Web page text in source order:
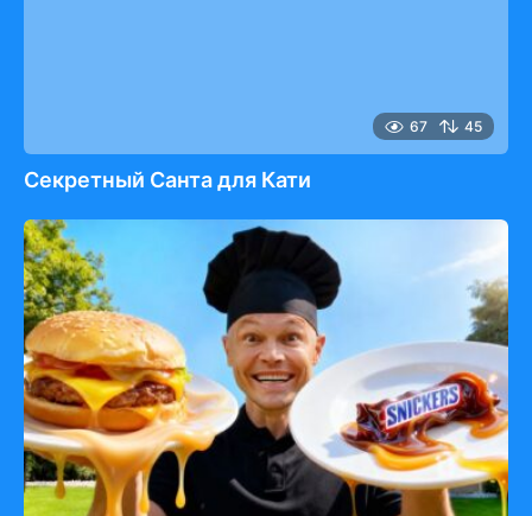
67 45
Секретный Санта для Кати